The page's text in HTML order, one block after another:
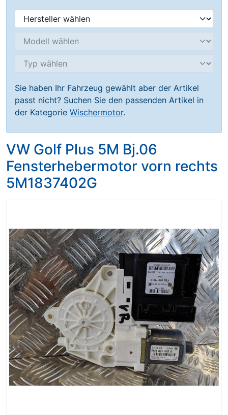
Sie haben Ihr Fahrzeug gewählt aber der Artikel
passt nicht? Suchen Sie den passenden Artikel in
der Kategorie Wischermotor.
VW Golf Plus 5M Bj.06
Fensterhebermotor vorn rechts
5M1837402G